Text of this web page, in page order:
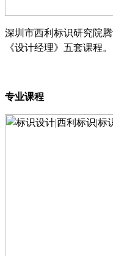
深圳市西利标识研究院
《设计经理》五套课程。
专业课程